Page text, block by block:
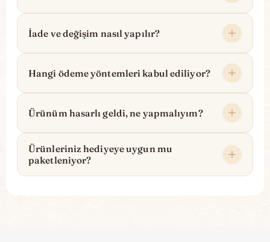
İade ve değişim nasıl yapılır?
Hangi ödeme yöntemleri kabul ediliyor?
Ürünüm hasarlı geldi, ne yapmalıyım?
Ürünleriniz hediyeye uygun mu
paketleniyor?